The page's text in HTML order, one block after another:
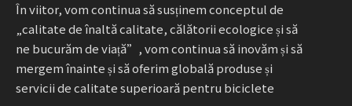
În viitor, vom continua să susținem conceptul de
„calitate de înaltă calitate, călătorii ecologice și să
ne bucurăm de viață”, vom continua să inovăm și să
mergem înainte și să oferim globală produse și
servicii de calitate superioară pentru biciclete